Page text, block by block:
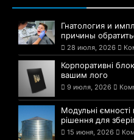
Гнатология и
причины
28 июля, 2026
Корпоративні
вашим лого
9 июля, 2026
Модульні ємності
рішення для
15 июня, 2026